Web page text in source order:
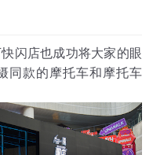
闪店也成功将大家的眼
同款的摩托车和摩托车